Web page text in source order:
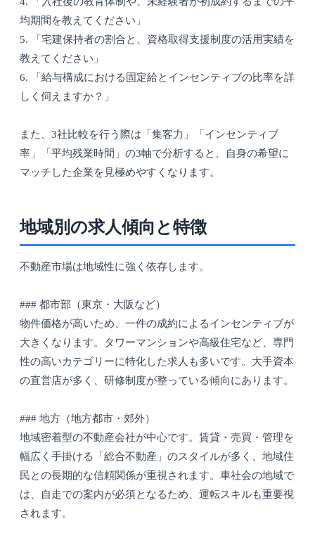
均期間を教えてください」
5. 「宅建保持者の割合と、資格取得支援制度の活用実績を
教えてください」
6. 「給与構成における固定給とインセンティブの比率を詳
しく伺えますか？」
また、3社比較を行う際は「集客力」「インセンティブ
率」「平均残業時間」の3軸で分析すると、自身の希望に
マッチした企業を見極めやすくなります。
地域別の求人傾向と特徴
不動産市場は地域性に強く依存します。
### 都市部（東京・大阪など）
物件価格が高いため、一件の成約によるインセンティブが
大きくなります。タワーマンションや高級住宅など、専門
性の高いカテゴリーに特化した求人も多いです。大手資本
の直営店が多く、研修制度が整っている傾向にあります。
### 地方（地方都市・郊外）
地域密着型の不動産会社が中心です。賃貸・売買・管理を
幅広く手掛ける「総合不動産」のスタイルが多く、地域住
民との長期的な信頼関係が重視されます。車社会の地域で
は、自走での案内が必須となるため、運転スキルも重要視
されます。